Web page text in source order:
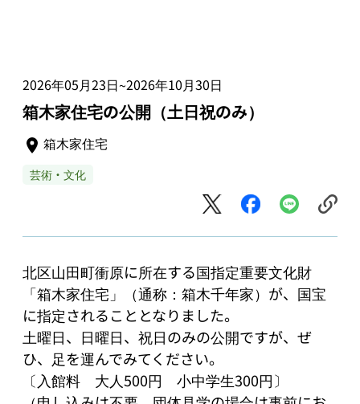
2026年05月23日~2026年10月30日
箱木家住宅の公開（土日祝のみ）
箱木家住宅
芸術・文化
北区山田町衝原に所在する国指定重要文化財
「箱木家住宅」（通称：箱木千年家）が、国宝
に指定されることとなりました。
土曜日、日曜日、祝日のみの公開ですが、ぜ
ひ、足を運んでみてください。
〔入館料　大人500円　小中学生300円〕